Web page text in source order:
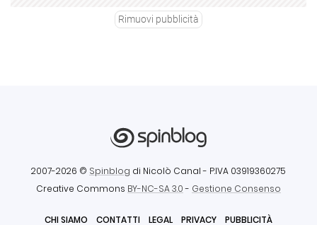
Rimuovi pubblicità
2007-2026 © Spinblog di Nicolò Canal - P.IVA 03919360275
Creative Commons BY-NC-SA 3.0- Gestione Consenso
CHI SIAMO CONTATTI LEGAL PRIVACY PUBBLICITÀ